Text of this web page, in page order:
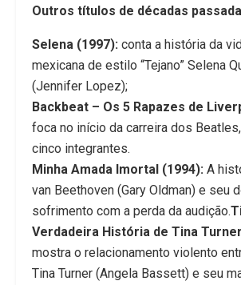
Outros títulos de décadas
Selena (1997): conta a história da
mexicana de estilo “Tejano” Selena
(Jennifer Lopez);
Backbeat – Os 5 Rapazes de
foca no início da carreira dos
cinco integrantes.
Minha Amada Imortal (1994): A
van Beethoven (Gary Oldman) e seu
sofrimento com a perda da audição.
Verdadeira História de Tina
mostra o relacionamento violento
Tina Turner (Angela Bassett) e seu